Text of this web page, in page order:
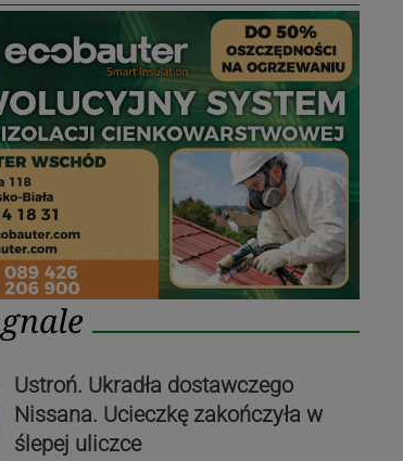
Ustroń. Ukradła dostawczego
Nissana. Ucieczkę zakończyła w
ślepej uliczce